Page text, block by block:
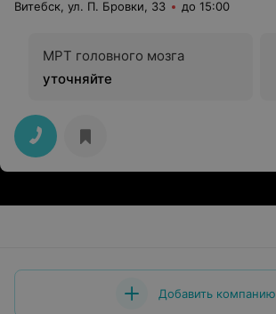
Витебск, ул. П. Бровки, 33 до 15:00
МРТ головного мозга
уточняйте
Добавить компанию